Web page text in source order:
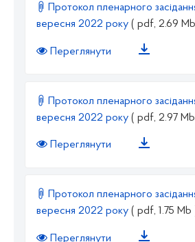
Протокол пленарного
вересня 2022 року ( pdf, 2.69
Переглянути
Протокол пленарного
вересня 2022 року ( pdf, 2.97
Переглянути
Протокол пленарного
вересня 2022 року ( pdf, 1.75 Mb
Переглянути